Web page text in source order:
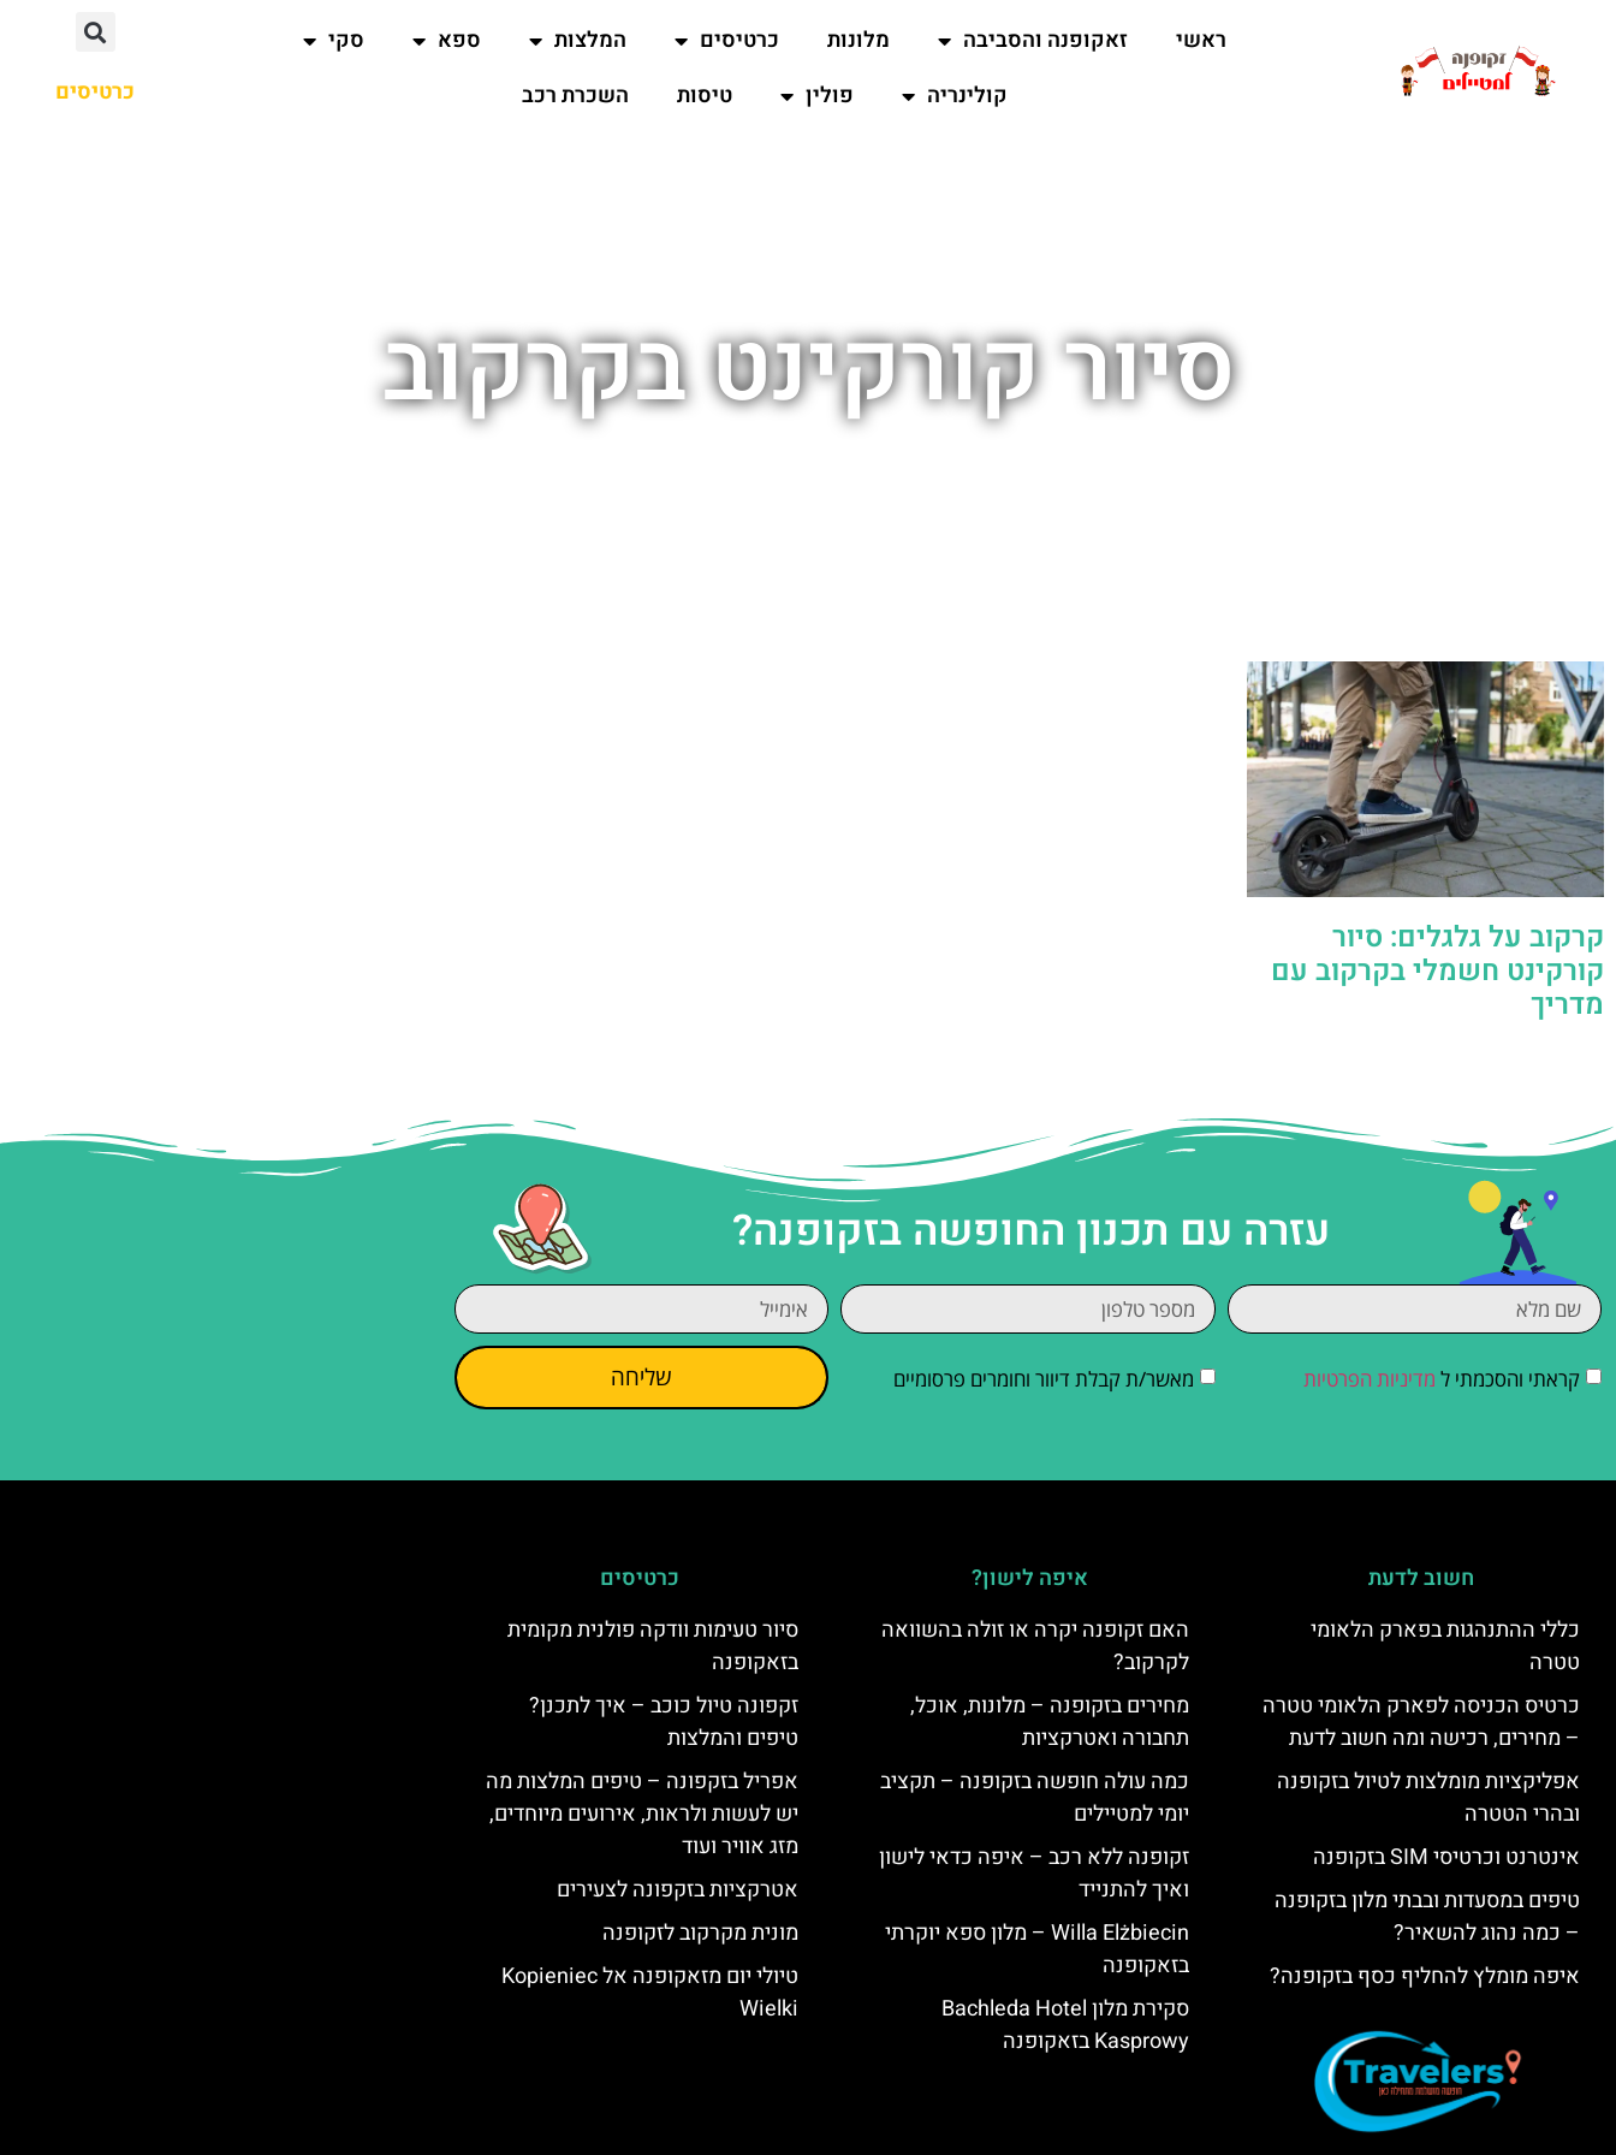
ראשי זאקופנה והסביבה מלונות כרטיסים המלצות ספא
סקי
קולינריה
פולין טיסות השכרת רכב כרטיסים
סיור קורקינט בקרקוב
קרקוב על גלגלים: סיור
קורקינט חשמלי בקרקוב עם
מדריך
עזרה עם תכנון החופשה בזקופנה?
קראתי והסכמתי ל מדיניות הפרטיות מאשר/ת קבלת דיוור וחומרים פרסומיים שליחה
חשוב לדעת
כללי ההתנהגות בפארק הלאומי
טטרה
כרטיס הכניסה לפארק הלאומי טטרה
– מחירים, רכישה ומה חשוב לדעת
אפליקציות מומלצות לטיול בזקופנה
ובהרי הטטרה
אינטרנט וכרטיסי SIM בזקופנה
טיפים במסעדות ובבתי מלון בזקופנה
– כמה נהוג להשאיר?
איפה מומלץ להחליף כסף בזקופנה?
איפה לישון?
האם זקופנה יקרה או זולה בהשוואה
לקרקוב?
מחירים בזקופנה – מלונות, אוכל,
תחבורה ואטרקציות
כמה עולה חופשה בזקופנה – תקציב
יומי למטיילים
זקופנה ללא רכב – איפה כדאי לישון
ואיך להתנייד
Willa Elżbiecin – מלון ספא יוקרתי
בזאקופנה
סקירת מלון Bachleda Hotel
Kasprowy בזאקופנה
כרטיסים
סיור טעימות וודקה פולנית מקומית
בזאקופנה
זקפונה טיול כוכב – איך לתכנן?
טיפים והמלצות
אפריל בזקפונה – טיפים המלצות מה
יש לעשות ולראות, אירועים מיוחדים,
מזג אוויר ועוד
אטרקציות בזקפונה לצעירים
מונית מקרקוב לזקופנה
טיולי יום מזאקופנה אל Kopieniec
Wielki